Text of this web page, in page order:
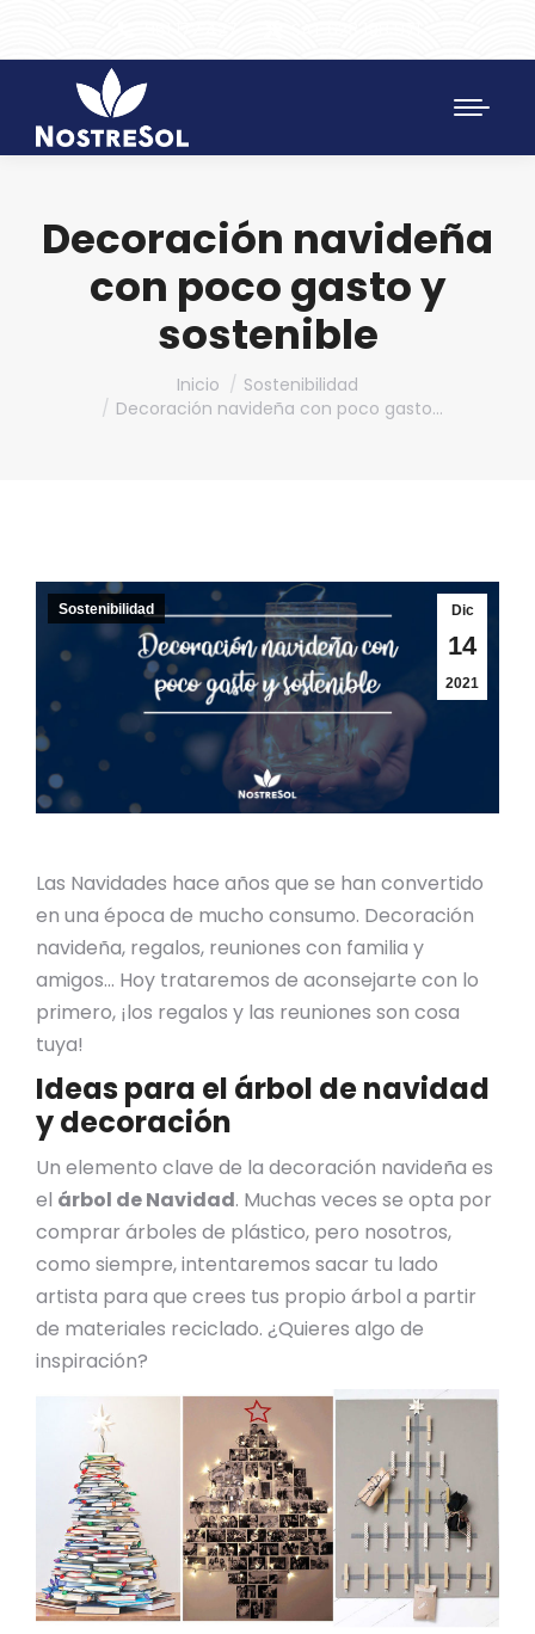
Decoración navideña
con poco gasto y
sostenible
Inicio
Sostenibilidad
Decoración navideña con poco gasto…
Dic
14
2021
Sostenibilidad
Las Navidades hace años que se han convertido
en una época de mucho consumo. Decoración
navideña, regalos, reuniones con familia y
amigos… Hoy trataremos de aconsejarte con lo
primero, ¡los regalos y las reuniones son cosa
tuya!
Ideas para el árbol de navidad
y decoración
Un elemento clave de la decoración navideña es
el árbol de Navidad. Muchas veces se opta por
comprar árboles de plástico, pero nosotros,
como siempre, intentaremos sacar tu lado
artista para que crees tus propio árbol a partir
de materiales reciclado. ¿Quieres algo de
inspiración?